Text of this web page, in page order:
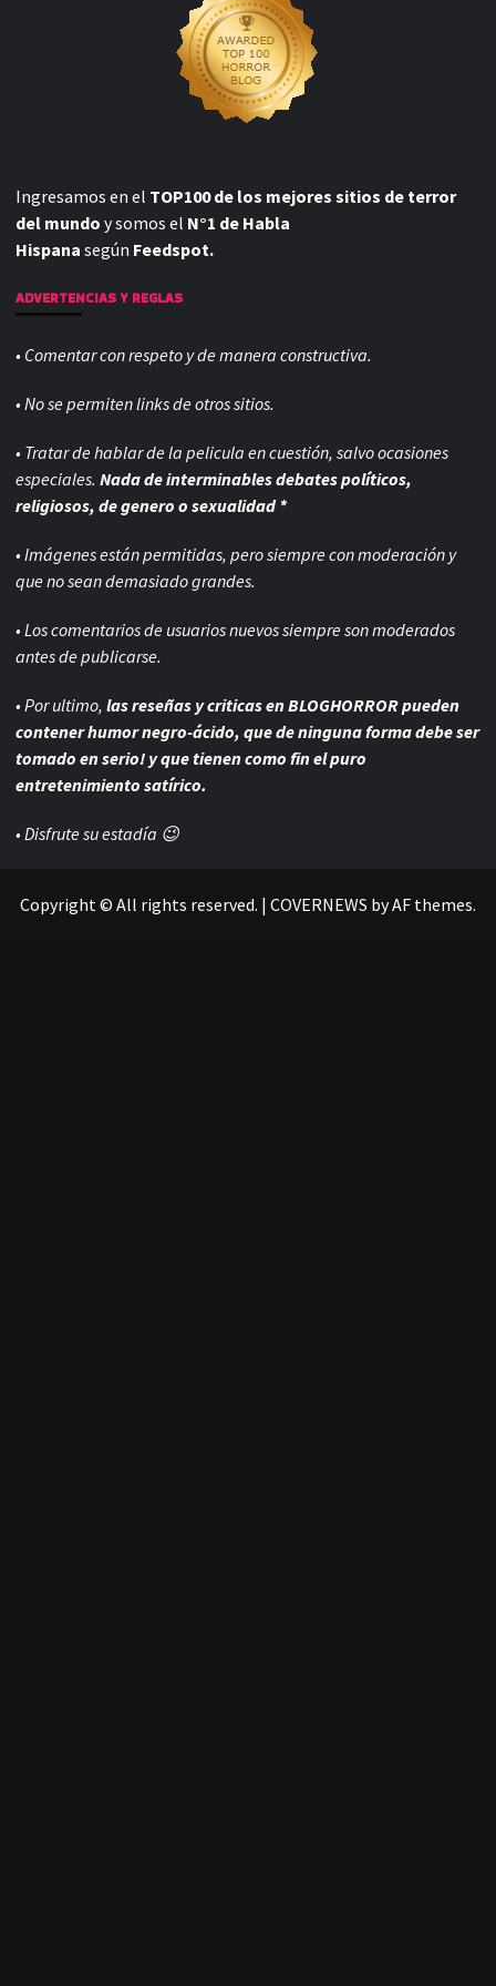
Ingresamos en el TOP100 de los mejores sitios de terror
del mundo y somos el N°1 de Habla
Hispana según Feedspot.
ADVERTENCIAS Y REGLAS
• Comentar con respeto y de manera constructiva.
• No se permiten links de otros sitios.
• Tratar de hablar de la pelicula en cuestión, salvo ocasiones
especiales. Nada de interminables debates políticos,
religiosos, de genero o sexualidad *
• Imágenes están permitidas, pero siempre conmoderación y
que no sean demasiado grandes.
• Los comentarios de usuarios nuevos siempre son moderados
antes de publicarse.
• Por ultimo, las reseñas y criticas en BLOGHORROR pueden
contener humor negro-ácido, que de ninguna forma debe ser
tomado en serio! y que tienen como fin el puro
entretenimiento satírico.
• Disfrute su estadía 😉
Copyright © All rights reserved. | COVERNEWS by AF themes.